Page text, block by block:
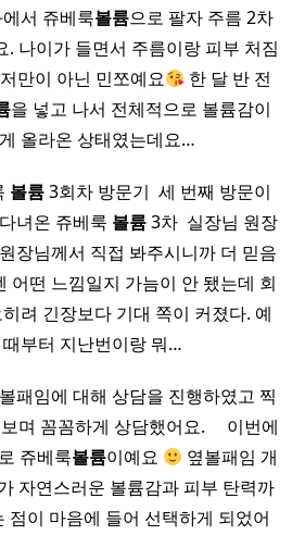
서 쥬베룩볼륨으로 팔자 주름 2차
. 나이가 들면서 주름이랑 피부 처짐
만이 아닌 민쪼예요
한 달 반 전
을 넣고 나서 전체적으로 볼륨감이
올라온 상태였는데요…
볼륨3회차 방문기 ​ 세 번째 방문이
녀온 쥬베룩 볼륨3차 ​ 실장님 원장
장님께서 직접 봐주시니까 더 믿음
어떤 느낌일지 가늠이 안 됐는데 회
려 긴장보다 기대 쪽이 커졌다. 예
때부터 지난번이랑 뭐…
패임에 대해 상담을 진행하였고 찍
며 꼼꼼하게 상담했어요. ​ ​ ​ ​ 이번에
쥬베룩볼륨이예요
옆볼패임 개
자연스러운 볼륨감과 피부 탄력까
점이 마음에 들어 선택하게 되었어